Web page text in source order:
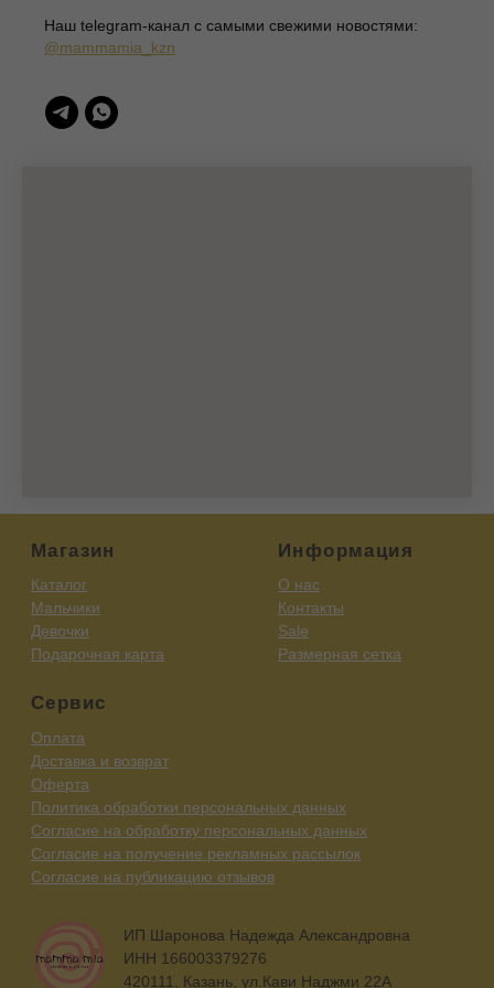
Наш telegram-канал c самыми свежими новостями:
@mammamia_kzn
(c)Разработка сайта 2022-2025, @eliza_profi_group